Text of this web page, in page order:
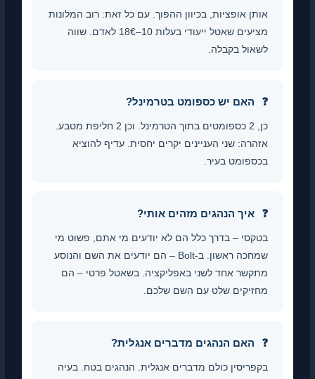
אותן אופציות, בכיוון ההפוך. עם כל זאת: רוב המלונות
מציעים שאטל ייעודי בעלות 10–18€ לאדם. שווה
לשאול בקבלה.
האם יש כספומט בטרמינל?
כן, 2 כספומטים בתוך הטרמינל. וכן 2 חליפת מטבע.
אזהרה: שני העניינים יקרים יחסית. עדיף להוציא
בכספומט בעיר.
איך הנהגים מזהים אותי?
בטקסי – בדרך כלל הם לא יודעים מי אתם, פשוט מי
שמחכה ראשון. ב-Bolt – הם יודעים את השם והנוסע
מתקשר אחד לשני באפליקציה. בשאטל פרטי – הם
מחזיקים שלט עם השם שלכם.
האם הנהגים מדברים אנגלית?
בקפריסין כולם מדברים אנגלית. הנהגים בטח. בעיה